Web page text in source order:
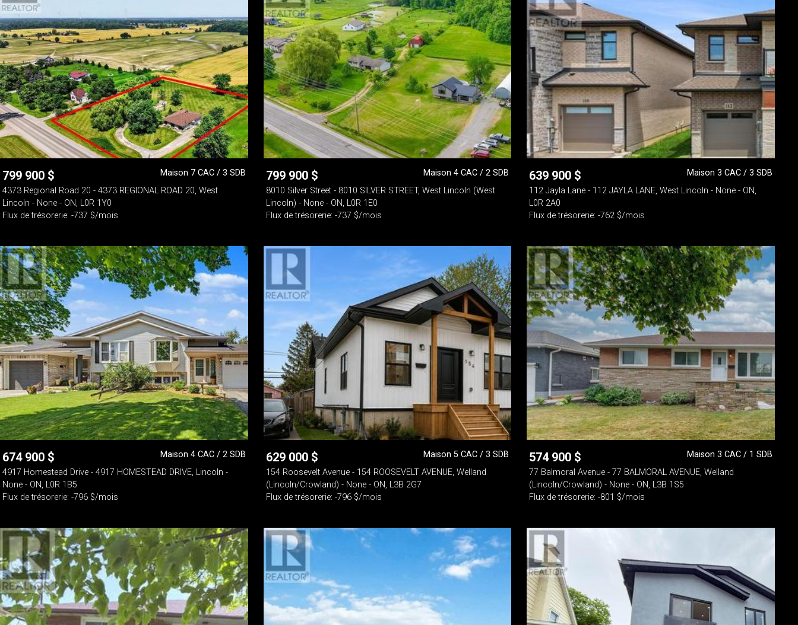
799 900 $
Maison 7 CAC / 3 SDB
4373 Regional Road 20 - 4373 REGIONAL ROAD 20, West
Lincoln - None - ON, L0R 1Y0
Flux de trésorerie: -737 $/mois
799 900 $
Maison 4 CAC / 2 SDB
8010 Silver Street - 8010 SILVER STREET, West Lincoln (West
Lincoln) - None - ON, L0R 1E0
Flux de trésorerie: -737 $/mois
639 900 $
Maison 3 CAC / 3 SDB
112 Jayla Lane - 112 JAYLA LANE, West Lincoln - None - ON,
L0R 2A0
Flux de trésorerie: -762 $/mois
674 900 $
Maison 4 CAC / 2 SDB
4917 Homestead Drive - 4917 HOMESTEAD DRIVE, Lincoln -
None - ON, L0R 1B5
Flux de trésorerie: -796 $/mois
629 000 $
Maison 5 CAC / 3 SDB
154 Roosevelt Avenue - 154 ROOSEVELT AVENUE, Welland
(Lincoln/Crowland) - None - ON, L3B 2G7
Flux de trésorerie: -796 $/mois
574 900 $
Maison 3 CAC / 1 SDB
77 Balmoral Avenue - 77 BALMORAL AVENUE, Welland
(Lincoln/Crowland) - None - ON, L3B 1S5
Flux de trésorerie: -801 $/mois